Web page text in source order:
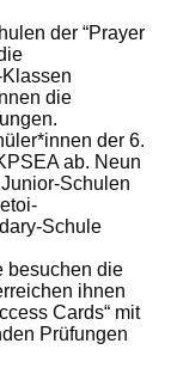
der “Prayer
die
der 6.
ab. Neun
Schulen
Schule
besuchen die
ihnen
Cards“ mit
Prüfungen